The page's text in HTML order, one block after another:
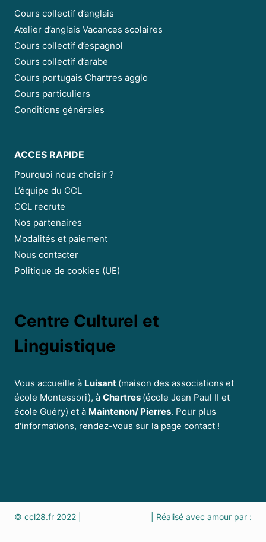
Cours collectif d’anglais
Atelier d’anglais Vacances scolaires
Cours collectif d’espagnol
Cours collectif d’arabe
Cours portugais Chartres agglo
Cours particuliers
Conditions générales
ACCES RAPIDE
Pourquoi nous choisir ?
L’équipe du CCL
CCL recrute
Nos partenaires
Modalités et paiement
Nous contacter
Politique de cookies (UE)
Centre Culturel et
Linguistique
Vous accueille à Luisant (maison des associations et
école Montessori), à Chartres (école Jean Paul II et
école Guéry) et à Maintenon/ Pierres. Pour plus
d'informations, rendez-vous sur la page contact !
© ccl28.fr 2022 |
| Réalisé avec amour par :